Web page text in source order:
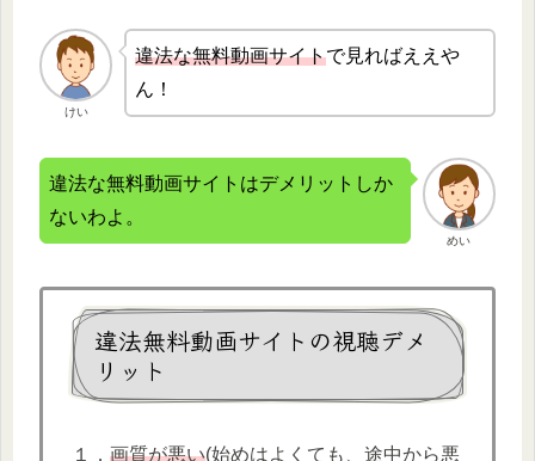
けい
違法な無料動画サイトで見ればええや
ん！
めい
違法な無料動画サイトはデメリットしか
ないわよ。
違法無料動画サイトの視聴デメ
リット
１． 画質が悪い(始めはよくても、途中から悪